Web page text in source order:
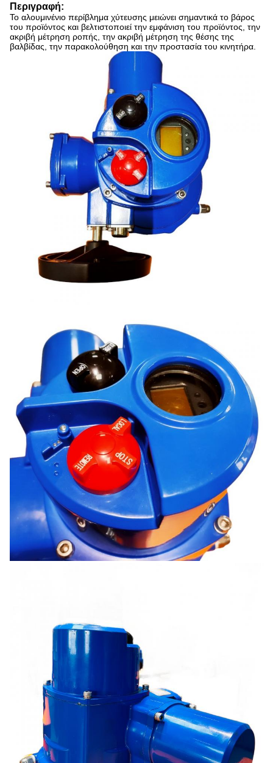
Περιγραφή:
Το αλουμινένιο περίβλημα χύτευσης μειώνει σημαντικά το βάρος
του προϊόντος και βελτιστοποιεί την εμφάνιση του προϊόντος, την
ακριβή μέτρηση ροπής, την ακριβή μέτρηση της θέσης της
βαλβίδας, την παρακολούθηση και την προστασία του κινητήρα.